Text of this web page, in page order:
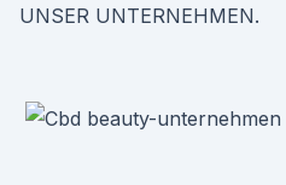
UNSER UNTERNEHMEN.